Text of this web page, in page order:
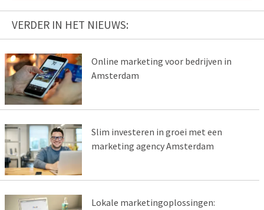
VERDER IN HET NIEUWS:
Online marketing voor bedrijven in
Amsterdam
Slim investeren in groei met een
marketing agency Amsterdam
Lokale marketingoplossingen: